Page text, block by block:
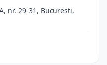
A, nr. 29-31, Bucuresti,